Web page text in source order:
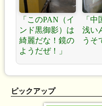
「このPAN（イ
ンド黒御影）は
綺麗だな！鏡の
ようだぜ！」
「
浅い
うそ
ピックアップ